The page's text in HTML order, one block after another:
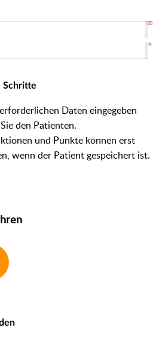
Schritte
Daten eingegeben
den Patienten.
und Punkte können erst
wenn der Patient gespeichert ist.